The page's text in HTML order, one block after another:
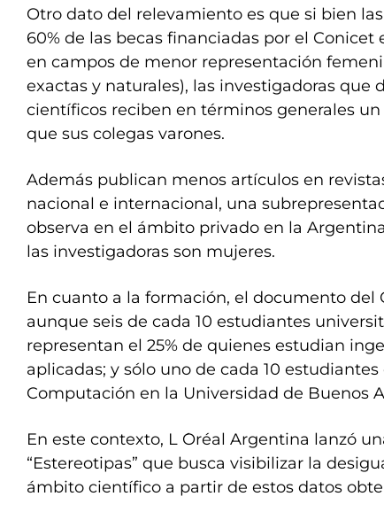
Otro dato del relevamiento es que si bien
60% de las becas financiadas por el Conicet
en campos de menor representación
exactas y naturales), las investigadoras que
científicos reciben en términos generales un
que sus colegas varones.
Además publican menos artículos en
nacional e internacional, una
observa en el ámbito privado en la
las investigadoras son mujeres.
En cuanto a la formación, el documento del
aunque seis de cada 10 estudiantes
representan el 25% de quienes estudian
aplicadas; y sólo uno de cada 10 estudiantes
Computación en la Universidad de Buenos
En este contexto, L ́Oréal Argentina lanzó
“Estereotipas” que busca visibilizar la
ámbito científico a partir de estos datos